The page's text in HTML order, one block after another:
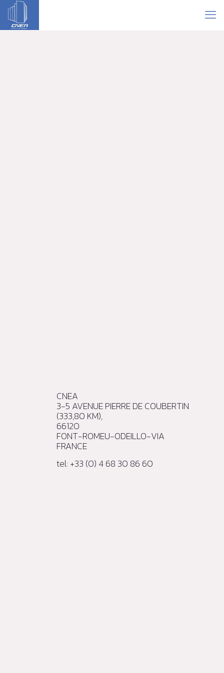
CNEA
3-5 AVENUE PIERRE DE COUBERTIN
(333,80 KM),
66120
FONT-ROMEU-ODEILLO-VIA
FRANCE
tel: +33 (0) 4 68 30 86 60